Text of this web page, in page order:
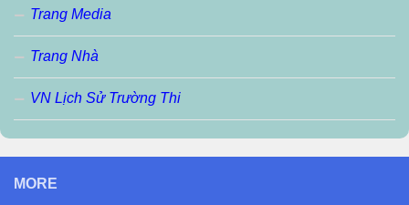
Trang Media
Trang Nhà
VN Lịch Sử Trường Thi
MORE